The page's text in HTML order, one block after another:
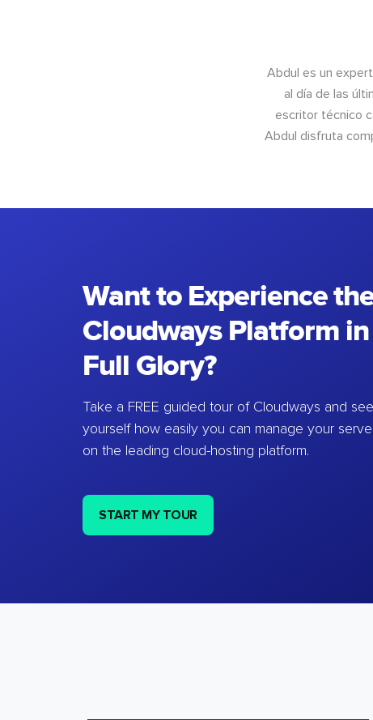
Abdul es un
al día de las
escritor técnico
Abdul disfruta
Want to Experience
Cloudways Platform
Full Glory?
Take a FREE guided tour of Cloudways and
yourself how easily you can manage your
on the leading cloud-hosting platform.
START MY TOUR